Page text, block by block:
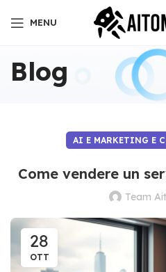
MENU
Blog
AI E MARKETING E
Come vendere un
Team
28
OTT